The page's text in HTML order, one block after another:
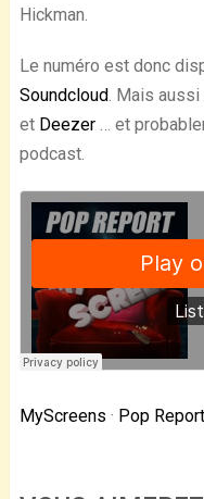
Hickman.
Le numéro est donc
Soundcloud. Mais
et Deezer … et
podcast.
MyScreens · Pop